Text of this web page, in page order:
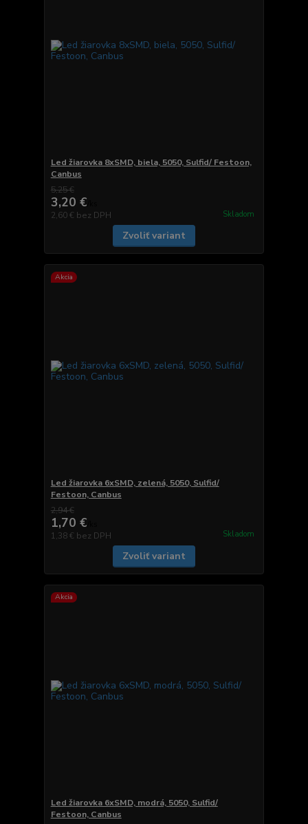
Led žiarovka 8xSMD, biela, 5050, Sulfid/ Festoon,
Canbus
5,25 €
3,20 €
2,60 € bez DPH Skladom
Zvoliť variant
Akcia
Led žiarovka 6xSMD, zelená, 5050, Sulfid/
Festoon, Canbus
2,94 €
1,70 €
1,38 € bez DPH Skladom
Zvoliť variant
Akcia
Led žiarovka 6xSMD, modrá, 5050, Sulfid/
Festoon, Canbus